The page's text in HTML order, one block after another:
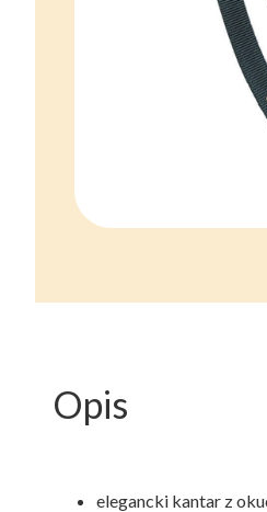
Opis
elegancki kantar z